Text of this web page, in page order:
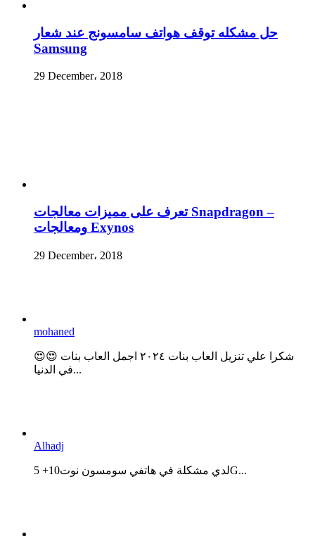
حل مشكله توقف هواتف سامسونج عند شعار
Samsung
29 December، 2018
تعرف على مميزات معالجات Snapdragon –
ومعالجات Exynos
29 December، 2018
mohaned
😍😍 شكرا علي تنزيل العاب بنات ٢٠٢٤ اجمل العاب بنات
في الدنيا...
Alhadj
لدي مشكلة في هاتفي سومسون نوت10+ 5G...